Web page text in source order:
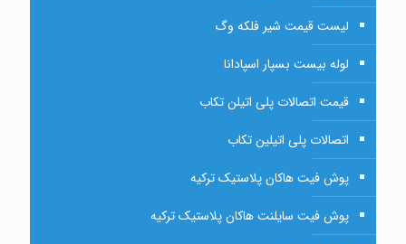
لیست قیمت شیر فلکه وگ
لوله بیست بسپار اسپادانا
قیمت اتصالات پلی اتیلن تکاب
اتصالات پلی اتیلین تکاب
پوش فیت هاکان پلاستیک ترکیه
پوش فیت سایلنت هاکان پلاستیک ترکیه